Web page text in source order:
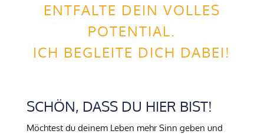
ENTFALTE DEIN VOLLES
POTENTIAL.
ICH BEGLEITE DICH DABEI!
SCHÖN, DASS DU HIER BIST!
Möchtest du deinem Leben mehr Sinn geben und